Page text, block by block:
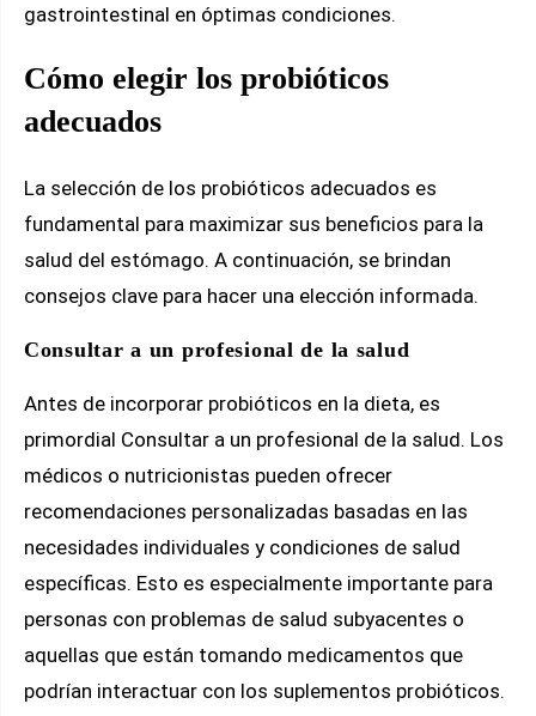
gastrointestinal en óptimas condiciones.
Cómo elegir los probióticos
adecuados
La selección de los probióticos adecuados es
fundamental para maximizar sus beneficios para la
salud del estómago. A continuación, se brindan
consejos clave para hacer una elección informada.
Consultar a un profesional de la salud
Antes de incorporar probióticos en la dieta, es
primordial Consultar a un profesional de la salud. Los
médicos o nutricionistas pueden ofrecer
recomendaciones personalizadas basadas en las
necesidades individuales y condiciones de salud
específicas. Esto es especialmente importante para
personas con problemas de salud subyacentes o
aquellas que están tomando medicamentos que
podrían interactuar con los suplementos probióticos.